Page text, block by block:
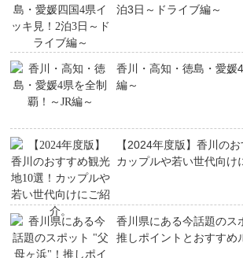
泊3日～ドライブ編～
香川・高知・徳島・愛媛
編～
【2024年度版】香川の
カップルや若い世代向け
香川県にある今話題のス
推しポイントとおすすめ